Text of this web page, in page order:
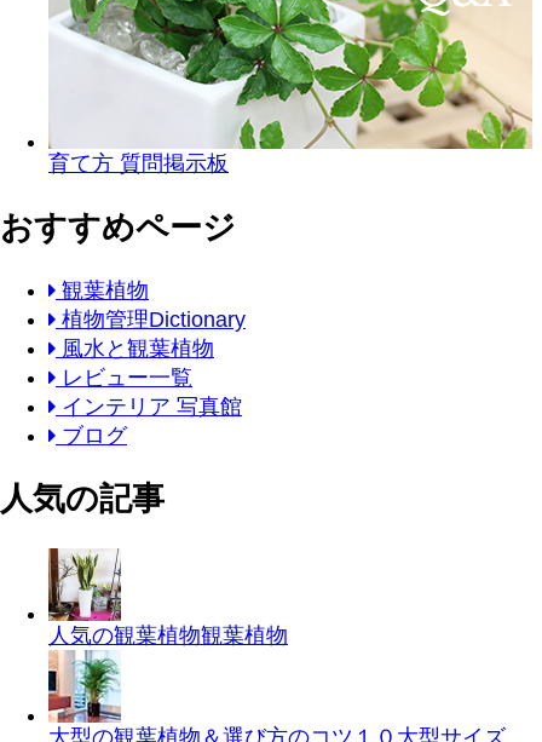
育て方 質問掲示板
おすすめページ
観葉植物
植物管理Dictionary
風水と観葉植物
レビュー一覧
インテリア 写真館
ブログ
人気の記事
人気の観葉植物観葉植物
大型の観葉植物＆選び方のコツ１０ 大型サイズ